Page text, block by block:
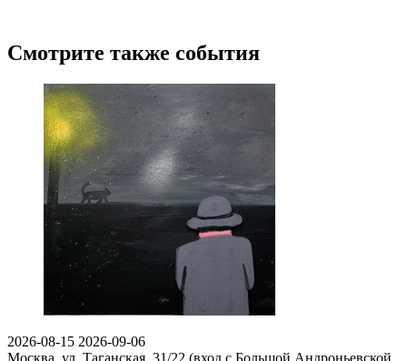
Смотрите также события
2026-08-15 2026-09-06